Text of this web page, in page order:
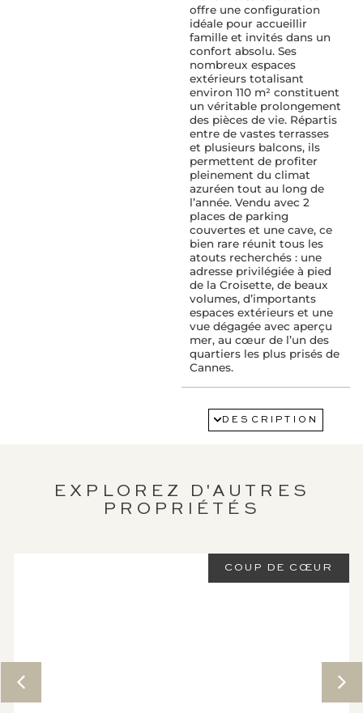
offre une configuration
idéale pour accueillir
famille et invités dans un
confort absolu. Ses
nombreux espaces
extérieurs totalisant
environ 110 m² constituent
un véritable prolongement
des pièces de vie. Répartis
entre de vastes terrasses
et plusieurs balcons, ils
permettent de profiter
pleinement du climat
azuréen tout au long de
l’année. Vendu avec 2
places de parking
couvertes et une cave, ce
bien rare réunit tous les
atouts recherchés : une
adresse privilégiée à pied
de la Croisette, de beaux
volumes, d’importants
espaces extérieurs et une
vue dégagée avec aperçu
mer, au cœur de l’un des
quartiers les plus prisés de
Cannes.
ETAGE :
SERVICES :
PROXIMITÉ :
DESCRIPTION
EXPLOREZ D'AUTRES
PROPRIÉTÉS
COUP DE CŒUR